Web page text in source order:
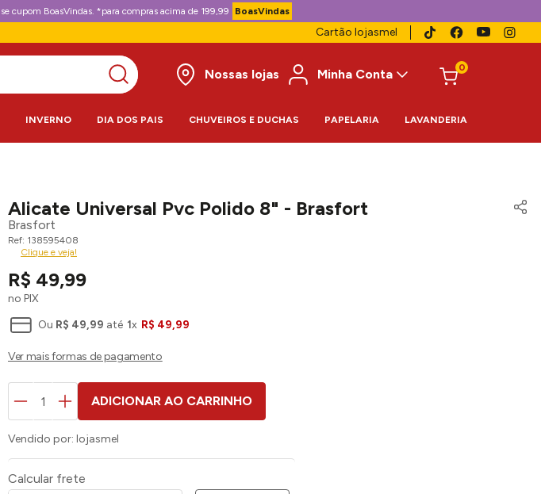
cupom BoasVindas. *para compras acima de 199,99 BoasVindas
Cartão lojasmel
Nossas lojas
Minha Conta 0
INVERNO DIA DOS PAIS CHUVEIROS E DUCHAS PAPELARIA LAVANDERIA
Alicate Universal Pvc Polido 8" - Brasfort
Brasfort
138595408
Clique e veja!
R$ 49,99
no PIX
Ou R$ 49,99 até 1x R$ 49,99
ADICIONAR AO CARRINHO
Vendido por: lojasmel
Calcular frete